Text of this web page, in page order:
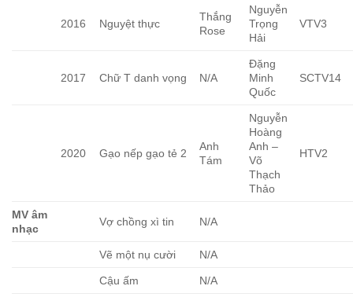
2016 Nguyệt thực
Thắng
Rose
Nguyễn
Trọng
Hải
VTV3
2017 Chữ T danh vọng N/A
Đặng
Minh
Quốc
SCTV14
2020 Gạo nếp gạo tẻ 2
Anh
Tám
Nguyễn
Hoàng
Anh –
Võ
Thạch
Thảo
HTV2
MV âm
nhạc
Vợ chồng xì tin N/A
Vẽ một nụ cười N/A
Cậu ấm N/A